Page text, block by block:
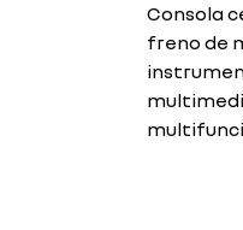
Consola
freno de